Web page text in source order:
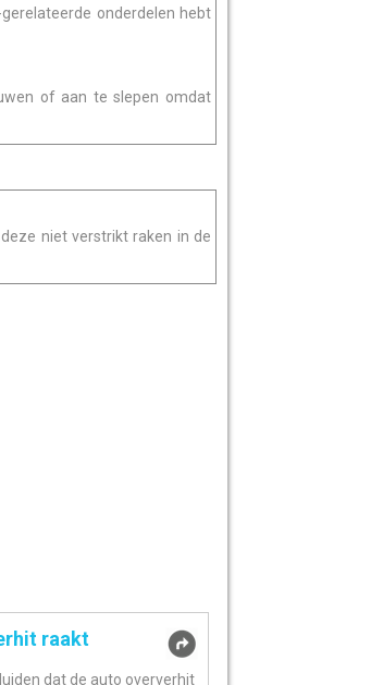
onderdelen hebt
of aan te slepen omdat
niet verstrikt raken in de
raakt
dat de auto oververhit